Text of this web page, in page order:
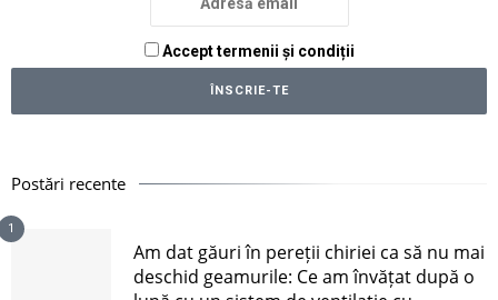
Accept termenii și condiții
Postări recente
1
Am dat găuri în pereții chiriei ca să nu mai
deschid geamurile: Ce am învățat după o